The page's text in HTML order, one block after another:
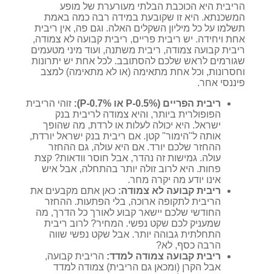
הריבית היא הכוכבת הבלתי מעורערת של מופע
המשכנתא. היא זו שקובעת במידה רבה כמה באמת
תשלמו על כל מיליון השקלים האלה. וגם פה, אין ריבית
אחת ויחידה. יש ריבית פריים, ריבית קבועה לא צמודה,
ריבית קבועה צמודה, ריבית משתנה, ועוד מיני מטעמים
שגורמים לראש שלכם להסתובב. לכל אחת יש יתרונות
וחסרונות, וכל אחת מתאימה (או לא מתאימה) למצב
פיננסי אחר.
ריבית הפריים (P-0.5% או P-0.7%):
זוהי הריבית
הפופולרית ביותר, והיא צמודה לריבית בנק
ישראל. היא יכולה לעלות או לרדת, מה שהופך
אותה ל"הימור" קטן. אם ריבית בנק ישראל יורדת,
ההחזר שלכם יורד. אם היא עולה, גם ההחזר
עולה. גמישות זה נהדר, אבל חוסר וודאות? קצת
פחות. היא לרוב זולה יותר בהתחלה, אבל איש
אינו יודע מה יקרה מחר.
ריבית קבועה לא צמודה: כאן אתם מקבעים את
הריבית לתקופה ארוכה, בלי הפתעות. ההחזר
החודשי שלכם יישאר קבוע לאורך כל הדרך, מה
שמעניק לכם שקט נפשי. המחיר? לרוב ריבית
התחלתית גבוהה יותר. אבל שקט נפשי שווה
הרבה כסף, לא?
ריבית קבועה צמודה למדד: הריבית קבועה,
אבל הקרן (ומכאן גם הריבית) צמודה למדד